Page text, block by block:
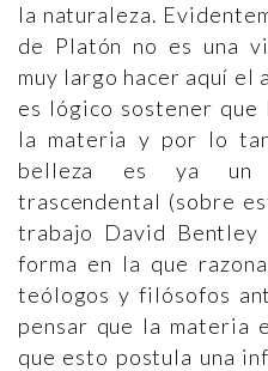
la naturaleza.
de Platón no es una
muy largo hacer aquí el
es lógico sostener que
la materia y por lo
belleza es ya un
trascendental (sobre
trabajo David
forma en la que
teólogos y filósofos
pensar que la materia
que esto postula una